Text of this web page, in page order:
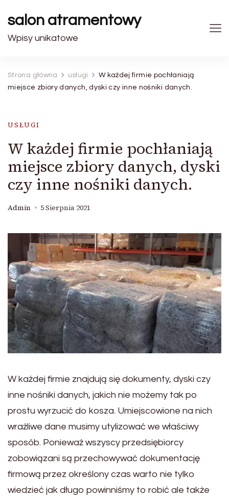
salon atramentowy
Wpisy unikatowe
Strona główna usługi
W każdej firmie pochłaniają
miejsce zbiory danych, dyski czy inne nośniki danych.
USŁUGI
W każdej firmie pochłaniają
miejsce zbiory danych, dyski
czy inne nośniki danych.
Admin 5 Sierpnia 2021
W każdej firmie znajdują się dokumenty, dyski czy
inne nośniki danych, jakich nie możemy tak po
prostu wyrzucić do kosza. Umiejscowione na nich
wrażliwe dane musimy utylizować we właściwy
sposób. Ponieważ wszyscy przedsiębiorcy
zobowiązani są przechowywać dokumentację
firmową przez określony czas warto nie tylko
wiedzieć jak długo powinniśmy to robić ale także